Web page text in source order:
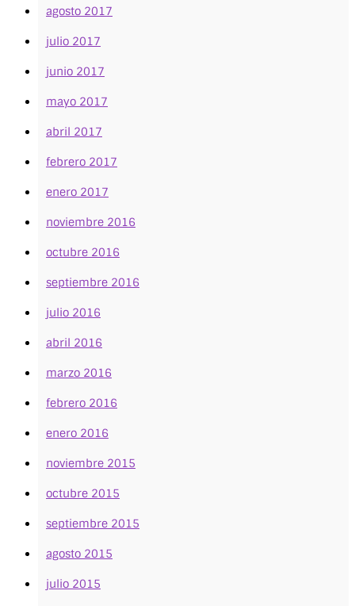
agosto 2017
julio 2017
junio 2017
mayo 2017
abril 2017
febrero 2017
enero 2017
noviembre 2016
octubre 2016
septiembre 2016
julio 2016
abril 2016
marzo 2016
febrero 2016
enero 2016
noviembre 2015
octubre 2015
septiembre 2015
agosto 2015
julio 2015